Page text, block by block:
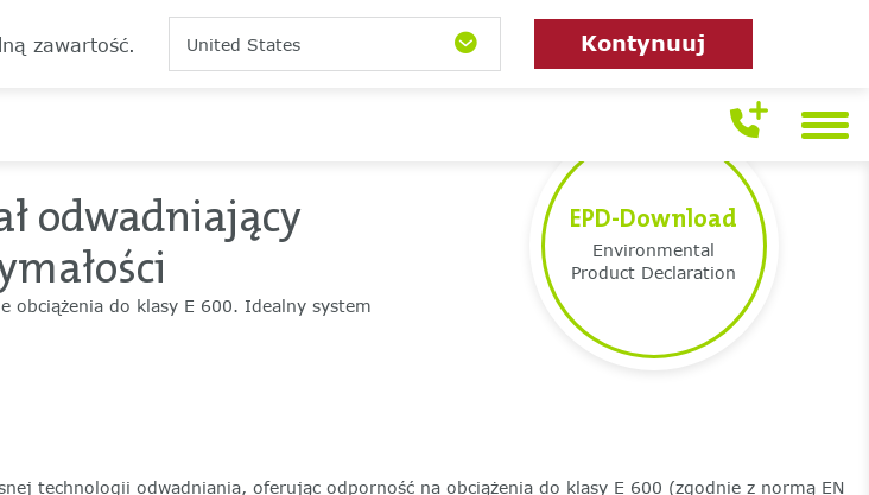
zawartość. United States Kontynuuj
odwadniający
do klasy E 600. Idealny system
EPD-Download
Environmental
Product Declaration
technologii odwadniania, oferując odporność na obciążenia do klasy E 600 (zgodnie z normą EN